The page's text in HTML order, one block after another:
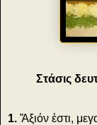
Στάσις
1. Ἄξιόν ἐστι,